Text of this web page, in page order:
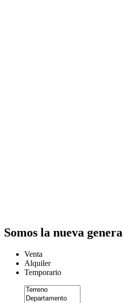
Somos la nueva
Venta
Alquiler
Temporario